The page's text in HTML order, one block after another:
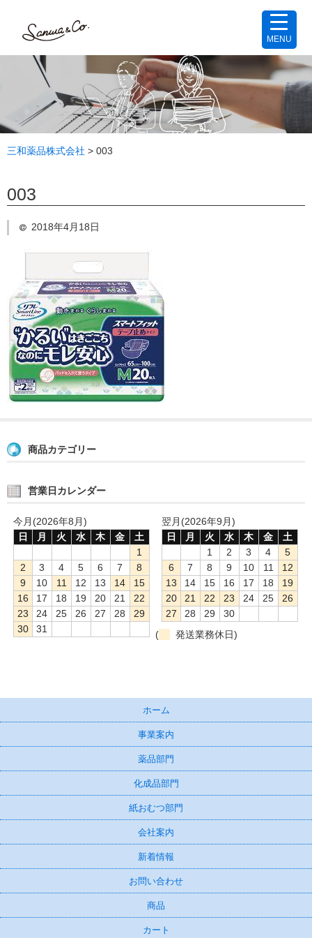
三和薬品株式会社 > 003
003
2018年4月18日
商品カテゴリー
営業日カレンダー
今月(2026年8月)
日
月 火 水 木 金
土
1
2
3 4 5 6 7
8
9
10 11 12 13 14
15
16
17 18 19 20 21
22
23
24 25 26 27 28
29
30
31
翌月(2026年9月)
日
月 火 水 木 金
土
1
2 3 4
5
6
7 8 9 10 11
12
13
14 15 16 17 18
19
20
21 22 23 24 25
26
27
28 29
30
(
発送業務休日)
ホーム
事業案内
薬品部門
化成品部門
紙おむつ部門
会社案内
新着情報
お問い合わせ
商品
カート
MENU